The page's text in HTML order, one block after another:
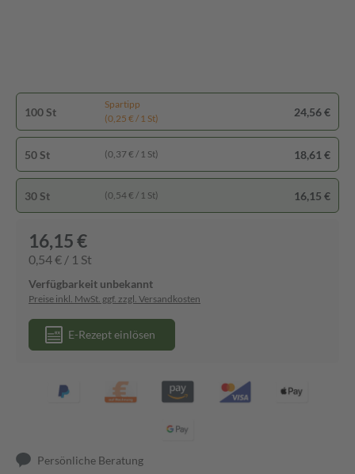
100 St
Spartipp
(0,25 € / 1 St)
24,56 €
50 St (0,37 € / 1 St) 18,61 €
30 St (0,54 € / 1 St) 16,15 €
16,15 €
0,54 € / 1 St
Verfügbarkeit unbekannt
Preise inkl. MwSt. ggf. zzgl. Versandkosten
E-Rezept einlösen
Persönliche Beratung